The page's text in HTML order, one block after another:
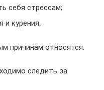
себя стрессам;
и курения.
причинам относятся:
следить за